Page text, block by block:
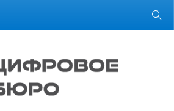
Обычная версия